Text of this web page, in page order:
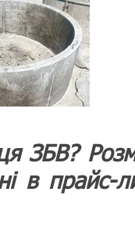
ЗБВ?
в прайс-